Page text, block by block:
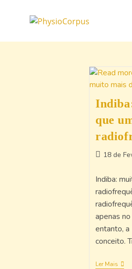
que
18 de
Indiba:
apenas
entanto, a
conceito.
Ler Mais